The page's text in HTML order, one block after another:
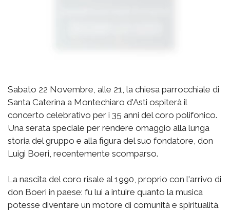
Sabato 22 Novembre, alle 21, la chiesa parrocchiale di
Santa Caterina a Montechiaro d'Asti ospiterà il
concerto celebrativo per i 35 anni del coro polifonico.
Una serata speciale per rendere omaggio alla lunga
storia del gruppo e alla figura del suo fondatore, don
Luigi Boeri, recentemente scomparso.
La nascita del coro risale al 1990, proprio con l'arrivo di
don Boeri in paese: fu lui a intuire quanto la musica
potesse diventare un motore di comunità e spiritualità.